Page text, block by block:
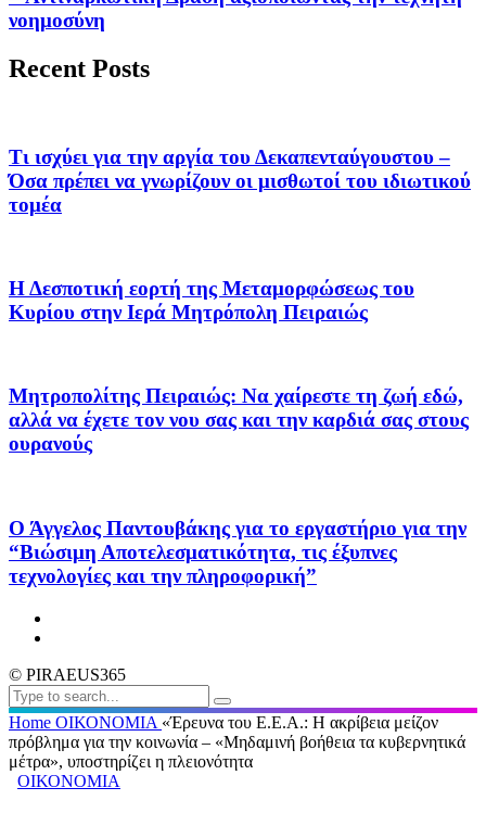
νοημοσύνη
Recent Posts
Τι ισχύει για την αργία του Δεκαπενταύγουστου –
Όσα πρέπει να γνωρίζουν οι μισθωτοί του ιδιωτικού
τομέα
Η Δεσποτική εορτή της Μεταμορφώσεως του
Κυρίου στην Ιερά Μητρόπολη Πειραιώς
Μητροπολίτης Πειραιώς: Να χαίρεστε τη ζωή εδώ,
αλλά να έχετε τον νου σας και την καρδιά σας στους
ουρανούς
Ο Άγγελος Παντουβάκης για το εργαστήριο για την
“Βιώσιμη Αποτελεσματικότητα, τις έξυπνες
τεχνολογίες και την πληροφορική”
© PIRAEUS365
Home ΟΙΚΟΝΟΜΙΑ «Έρευνα του Ε.Ε.Α.: Η ακρίβεια μείζον
πρόβλημα για την κοινωνία – «Μηδαμινή βοήθεια τα κυβερνητικά
μέτρα», υποστηρίζει η πλειονότητα
ΟΙΚΟΝΟΜΙΑ